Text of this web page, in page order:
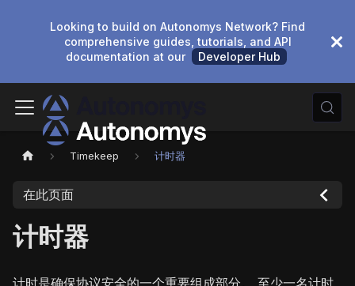
Looking to build on Autonomys Network? Find
comprehensive guides, tutorials, and API
documentation at our
Developer Hub
Timekeep 计时器
在此页面
计时器
计时是确保协议安全的一个重要组成部分。 至少一名计时